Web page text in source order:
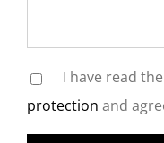
I have read
protection and